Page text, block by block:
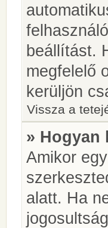
beállítást.
megfelelő
kerüljön
Vissza a
» Hogyan
Amikor
alatt. Ha